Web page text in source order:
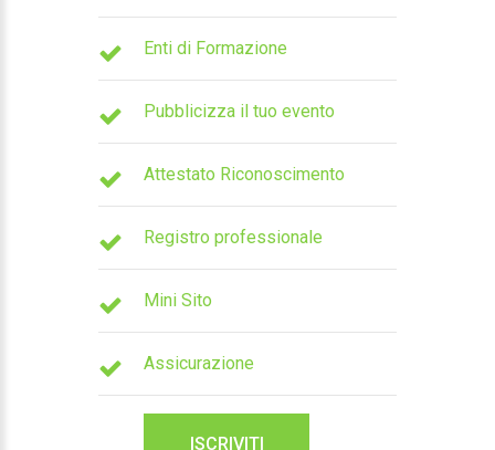
Enti di Formazione
Pubblicizza il tuo evento
Attestato Riconoscimento
Registro professionale
Mini Sito
Assicurazione
ISCRIVITI